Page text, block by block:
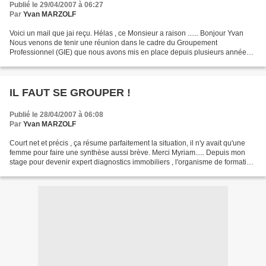
Publié le 29/04/2007 à 06:27
Par Yvan MARZOLF
Voici un mail que jai reçu. Hélas , ce Monsieur a raison ...... Bonjour Yvan
Nous venons de tenir une réunion dans le cadre du Groupement
Professionnel (GIE) que nous avons mis en place depuis plusieurs années,
IL FAUT SE GROUPER !
Publié le 28/04/2007 à 06:08
Par Yvan MARZOLF
Court net et précis , ça résume parfaitement la situation, il n'y avait qu'une
femme pour faire une synthèse aussi brève. Merci Myriam..... Depuis mon
stage pour devenir expert diagnostics immobiliers , l'organisme de formation